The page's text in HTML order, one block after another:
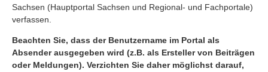
Sachsen (Hauptportal Sachsen und Regional- und Fachportale)
verfassen.
Beachten Sie, dass der Benutzername im Portal als
Absender ausgegeben wird (z.B. als Ersteller von Beiträgen
oder Meldungen). Verzichten Sie daher möglichst darauf,